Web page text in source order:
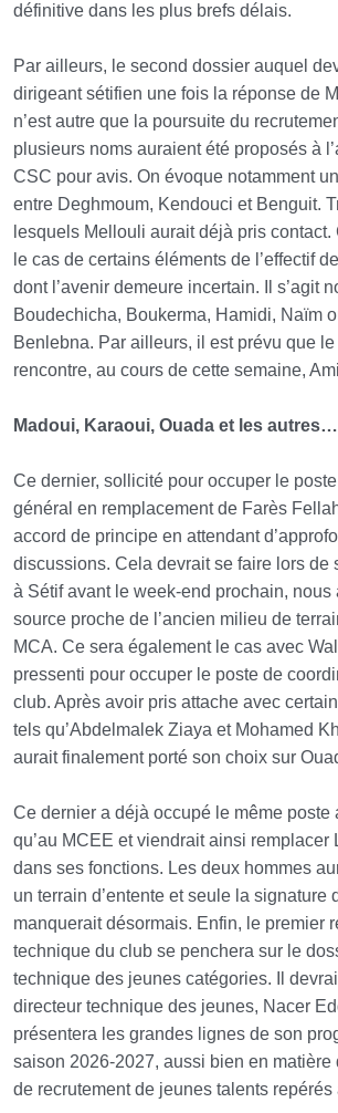
définitive dans les plus brefs délais.
Par ailleurs, le second dossier auquel
dirigeant sétifien une fois la réponse de
n’est autre que la poursuite du
plusieurs noms auraient été proposés à
CSC pour avis. On évoque notamment
entre Deghmoum, Kendouci et Benguit.
lesquels Mellouli aurait déjà pris contact.
le cas de certains éléments de l’effectif
dont l’avenir demeure incertain. Il s’agit
Boudechicha, Boukerma, Hamidi, Naïm
Benlebna. Par ailleurs, il est prévu que
rencontre, au cours de cette semaine,
Madoui, Karaoui, Ouada et les autres…
Ce dernier, sollicité pour occuper le
général en remplacement de Farès
accord de principe en attendant
discussions. Cela devrait se faire lors de
à Sétif avant le week-end prochain, nous
source proche de l’ancien milieu de
MCA. Ce sera également le cas avec
pressenti pour occuper le poste de
club. Après avoir pris attache avec
tels qu’Abdelmalek Ziaya et Mohamed
aurait finalement porté son choix sur
Ce dernier a déjà occupé le même poste
qu’au MCEE et viendrait ainsi remplacer
dans ses fonctions. Les deux hommes
un terrain d’entente et seule la signature
manquerait désormais. Enfin, le premier
technique du club se penchera sur le
technique des jeunes catégories. Il
directeur technique des jeunes, Nacer
présentera les grandes lignes de son
saison 2026-2027, aussi bien en matière
de recrutement de jeunes talents repérés